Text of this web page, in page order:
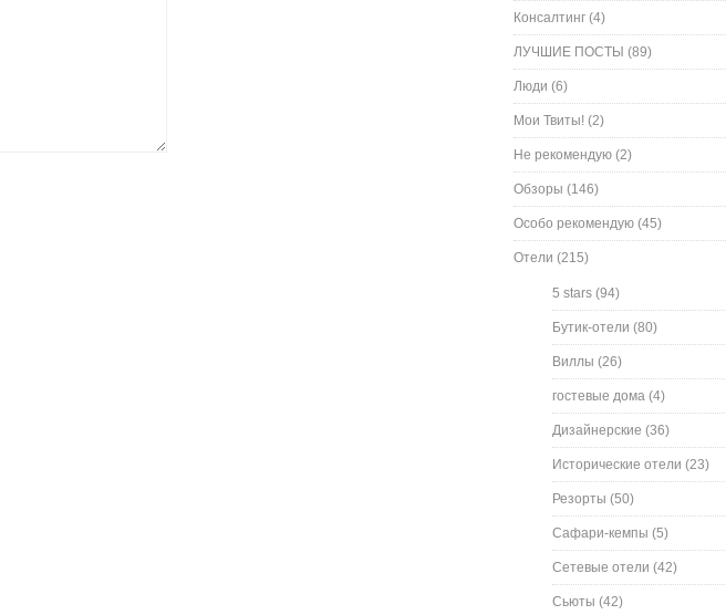
Консалтинг (4)
ЛУЧШИЕ ПОСТЫ (89)
Люди (6)
Мои Твиты! (2)
Не рекомендую (2)
Обзоры (146)
Особо рекомендую (45)
Отели (215)
5 stars (94)
Бутик-отели (80)
Виллы (26)
гостевые дома (4)
Дизайнерские (36)
Исторические отели (23)
Резорты (50)
Сафари-кемпы (5)
Сетевые отели (42)
Сьюты (42)